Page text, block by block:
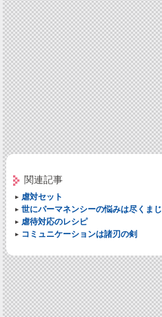
関連記事
虐対セット
世にパーマネンシーの悩みは尽くまじ
虐待対応のレシピ
コミュニケーションは諸刃の剣